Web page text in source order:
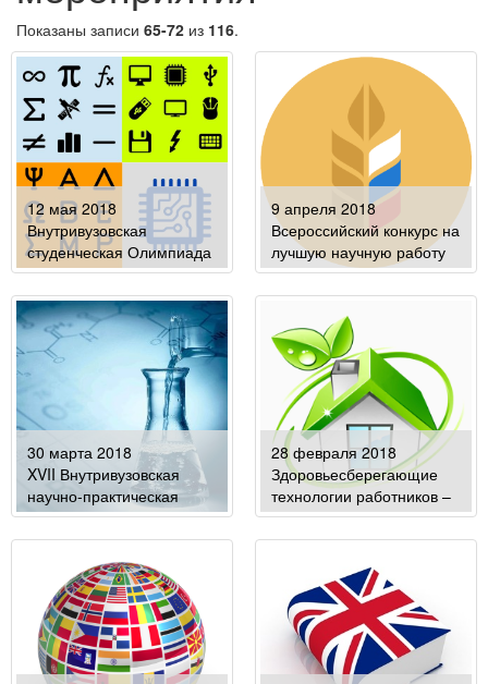
Показаны записи 65-72 из 116.
12 мая 2018
Внутривузовская
студенческая Олимпиада
(по направлениям)
9 апреля 2018
Всероссийский конкурс на
лучшую научную работу
среди студентов,
аспирантов и молодых
ученых высших учебных
заведений Минсельхоза
России
30 марта 2018
XVII Внутривузовская
научно-практическая
конференция
«Агропромышленному
комплексу – новые идеи и
решения»
28 февраля 2018
Здоровьесберегающие
технологии работников –
залог продовольственной
безопасности
комплекса